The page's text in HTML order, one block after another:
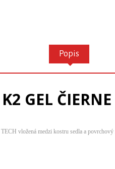
Popis
GEL
vložená medzi kostru sedla a